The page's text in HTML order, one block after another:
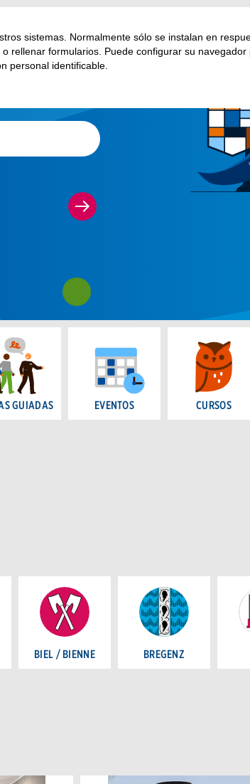
sistemas. Normalmente sólo se instalan en
formularios. Puede configurar su
personal identificable.